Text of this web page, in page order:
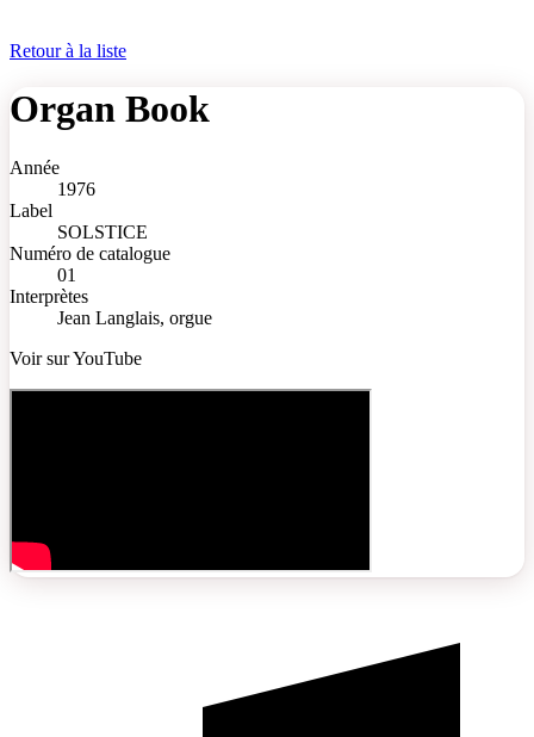
Retour à la liste
Organ Book
Année
1976
Label
SOLSTICE
Numéro de catalogue
01
Interprètes
Jean Langlais, orgue
Voir sur YouTube